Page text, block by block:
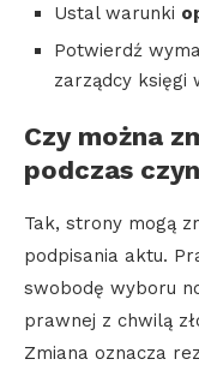
Ustal warunki
Potwierdź
zarządcy księgi
Czy można
podczas
Tak, strony mogą
podpisania aktu.
swobodę wyboru
prawnej z chwilą
Zmiana oznacza